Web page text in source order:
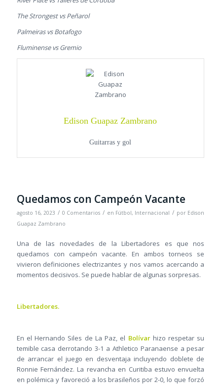
The Strongest vs Peñarol
Palmeiras vs Botafogo
Fluminense vs Gremio
Edison Guapaz Zambrano
Guitarras y gol
Quedamos con Campeón Vacante
agosto 16, 2023 / 0 Comentarios / en Fútbol, Internacional / por Edison
Guapaz Zambrano
Una de las novedades de la Libertadores es que nos
quedamos con campeón vacante. En ambos torneos se
vivieron definiciones electrizantes y nos vamos acercando a
momentos decisivos. Se puede hablar de algunas sorpresas.
Libertadores.
En el Hernando Siles de La Paz, el Bolívarhizo respetar su
temible casa derrotando 3-1 a Athletico Paranaense a pesar
de arrancar el juego en desventaja incluyendo doblete de
Ronnie Fernández. La revancha en Curitiba estuvo envuelta
en polémica y favoreció a los brasileños por 2-0, lo que forzó